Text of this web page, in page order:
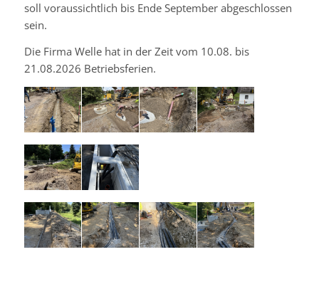
soll voraussichtlich bis Ende September abgeschlossen
sein.
Die Firma Welle hat in der Zeit vom 10.08. bis
21.08.2026 Betriebsferien.